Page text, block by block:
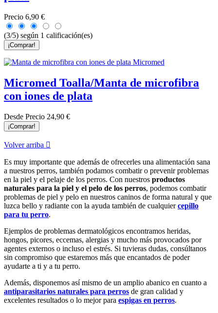
Precio 6,90 €
(3/5) según 1 calificación(es)
¡Comprar!
Micromed Toalla/Manta de microfibra
con iones de plata
Desde Precio 24,90 €
¡Comprar!
Volver arriba 
Es muy importante que además de ofrecerles una alimentación sana
a nuestros perros, también podamos combatir o prevenir problemas
en la piel y el pelaje de los perros. Con nuestros productos
naturales para la piel y el pelo de los perros, podemos combatir
problemas de piel y pelo en nuestros caninos de forma natural y que
luzca bello y radiante con la ayuda también de cualquiercepillo
para tu perro.
Ejemplos de problemas dermatológicos encontramos heridas,
hongos, picores, eccemas, alergias y mucho más provocados por
agentes externos o incluso el estrés. Si tuvieras dudas, consúltanos
sin compromiso que estaremos más que encantados de poder
ayudarte a ti y a tu perro.
Además, disponemos así mismo de un amplio abanico en cuanto a
antiparasitarios naturales para perros de gran calidad y
excelentes resultados o lo mejor para espigas en perros.